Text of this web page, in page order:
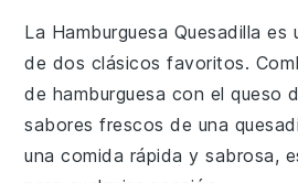
La Hamburguesa Quesadilla es
de dos clásicos favoritos.
de hamburguesa con el queso
sabores frescos de una
una comida rápida y sabrosa,